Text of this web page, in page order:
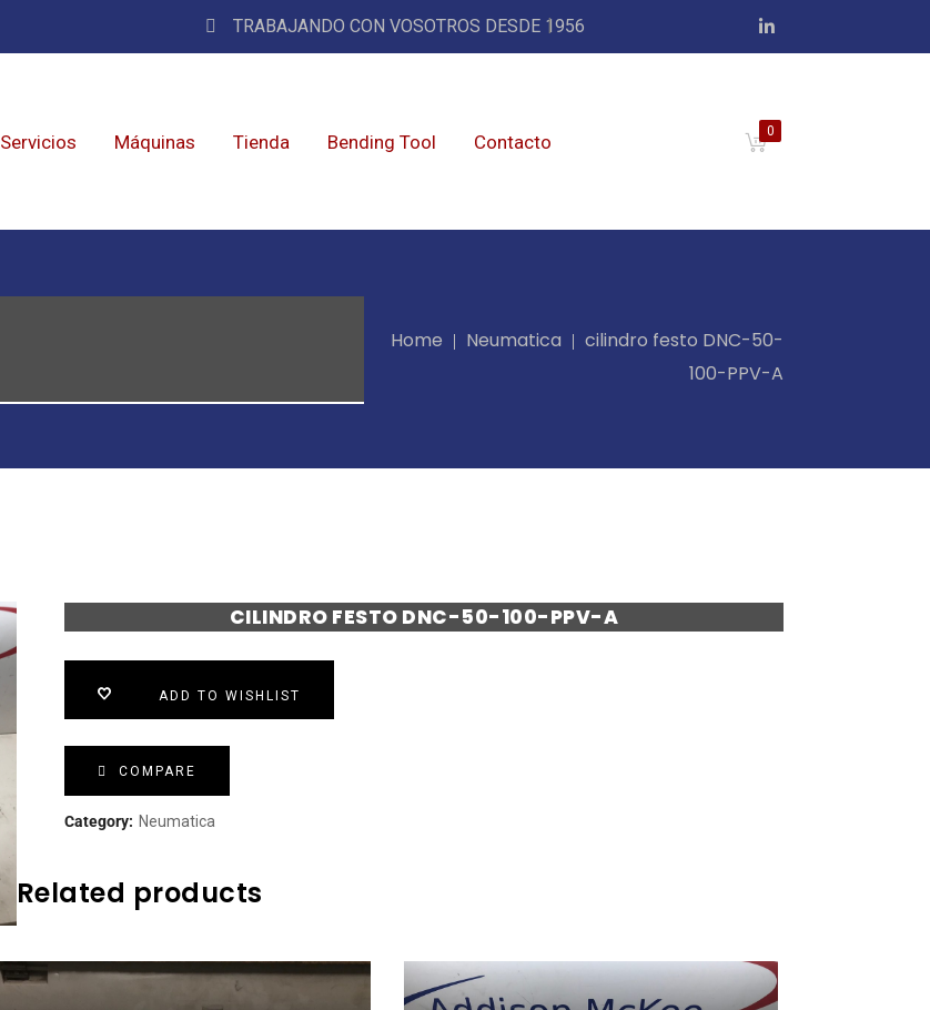
TRABAJANDO CON VOSOTROS DESDE 1956
Servicios Máquinas Tienda Bending Tool Contacto 0
Home Neumatica
cilindro festo DNC-50-
100-PPV-A
CILINDRO FESTO DNC-50-100-PPV-A
ADD TO WISHLIST
COMPARE
Category: Neumatica
Related products